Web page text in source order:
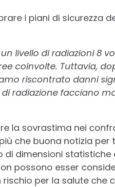
i piani di sicurezza
livello di radiazioni 8
coinvolte. Tuttavia,
riscontrato danni
radiazione facciano
la sovrastima nei
che buona notizia per
dimensioni statistiche
possono esser
per la salute che